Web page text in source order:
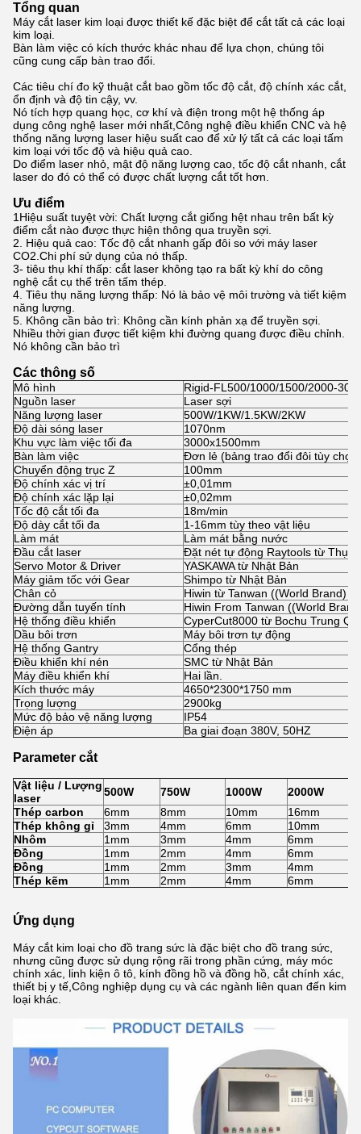
Tổng quan
Máy cắt laser kim loại được thiết kế đặc biệt để cắt tất cả các loại
kim loại.
Bàn làm việc có kích thước khác nhau để lựa chọn, chúng tôi
cũng cung cấp bàn trao đổi.
Các tiêu chí đo kỹ thuật cắt bao gồm tốc độ cắt, độ chính xác cắt,
ổn định và độ tin cậy, vv.
Nó tích hợp quang học, cơ khí và điện trong một hệ thống áp
dụng công nghệ laser mới nhất,Công nghệ điều khiển CNC và hệ
thống năng lượng laser hiệu suất cao để xử lý tất cả các loại tấm
kim loại với tốc độ và hiệu quả cao.
Do điểm laser nhỏ, mật độ năng lượng cao, tốc độ cắt nhanh, cắt
laser do đó có thể có được chất lượng cắt tốt hơn.
Ưu điểm
1Hiệu suất tuyệt vời: Chất lượng cắt giống hệt nhau trên bất kỳ
điểm cắt nào được thực hiện thông qua truyền sợi.
2. Hiệu quả cao: Tốc độ cắt nhanh gấp đôi so với máy laser
CO2.Chi phí sử dụng của nó thấp.
3- tiêu thụ khí thấp: cắt laser không tạo ra bất kỳ khí do công
nghệ cắt cụ thể trên tấm thép.
4. Tiêu thụ năng lượng thấp: Nó là bảo vệ môi trường và tiết kiệm
năng lượng.
5. Không cần bảo trì: Không cần kính phản xạ để truyền sợi.
Nhiều thời gian được tiết kiệm khi đường quang được điều chỉnh.
Nó không cần bảo trì
Các thông số
Mô hình
Rigid-FL500/1000/1500/2000-
Nguồn laser
Laser sợi
Năng lượng laser
500W/1KW/1.5KW/2KW
Độ dài sóng laser
1070nm
Khu vực làm việc tối đa
3000x1500mm
Bàn làm việc
Đơn lẻ (bảng trao đổi đôi tùy chọn)
Chuyển động trục Z
100mm
Độ chính xác vị trí
±0,01mm
Độ chính xác lặp lại
±0,02mm
Tốc độ cắt tối đa
18m/min
Độ dày cắt tối đa
1-16mm tùy theo vật liệu
Làm mát
Làm mát bằng nước
Đầu cắt laser
Đặt nét tự động Raytools từ Thụy
Servo Motor & Driver
YASKAWA từ Nhật Bản
Máy giảm tốc với Gear
Shimpo từ Nhật Bản
Chân cỏ
Hiwin từ Tanwan ((World Brand)
Đường dẫn tuyến tính
Hiwin From Tanwan ((World
Hệ thống điều khiển
CyperCut8000 từ Bochu Trung
Dầu bôi trơn
Máy bôi trơn tự động
Hệ thống Gantry
Cổng thép
Điều khiển khí nén
SMC từ Nhật Bản
Máy điều khiển khí
Hai lần.
Kích thước máy
4650*2300*1750 mm
Trọng lượng
2900kg
Mức độ bảo vệ năng lượng
IP54
Điện áp
Ba giai đoạn 380V, 50HZ
Parameter cắt
Vật liệu / Lượng
laser
500W 750W 1000W
2000W
Thép carbon
6mm 8mm 10mm
16mm
Thép không gỉ
3mm 4mm 6mm
10mm
Nhôm
1mm 3mm 4mm
6mm
Đồng
1mm 2mm 4mm
6mm
Đồng
1mm 2mm 3mm
4mm
Thép kẽm
1mm 2mm 4mm 6mm
Ứng dụng
Máy cắt kim loại cho đồ trang sức là đặc biệt cho đồ trang sức,
nhưng cũng được sử dụng rộng rãi trong phần cứng, máy móc
chính xác, linh kiện ô tô, kính đồng hồ và đồng hồ, cắt chính xác,
thiết bị y tế,Công nghiệp dụng cụ và các ngành liên quan đến kim
loại khác.